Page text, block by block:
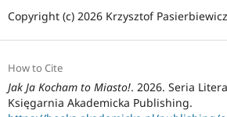
Copyright (c) 2026 Krzysztof Pasierbiewicz
How to Cite
Jak Ja Kocham to Miasto!. 2026. Seria
Księgarnia Akademicka Publishing.